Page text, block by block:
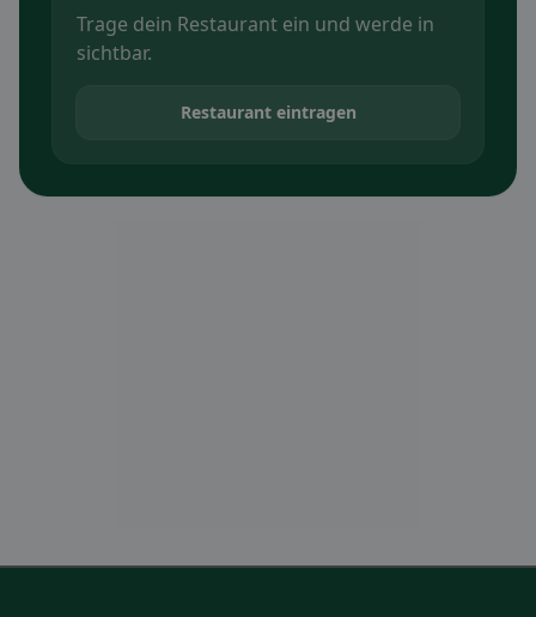
Trage dein Restaurant ein und werde in
sichtbar.
Restaurant eintragen